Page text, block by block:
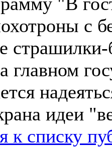
с
идеи
к списку